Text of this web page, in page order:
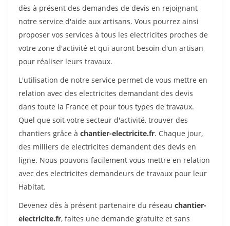
dès à présent des demandes de devis en rejoignant
notre service d'aide aux artisans. Vous pourrez ainsi
proposer vos services à tous les electricites proches de
votre zone d'activité et qui auront besoin d'un artisan
pour réaliser leurs travaux.
L'utilisation de notre service permet de vous mettre en
relation avec des electricites demandant des devis
dans toute la France et pour tous types de travaux.
Quel que soit votre secteur d'activité, trouver des
chantiers grâce à chantier-electricite.fr. Chaque jour,
des milliers de electricites demandent des devis en
ligne. Nous pouvons facilement vous mettre en relation
avec des electricites demandeurs de travaux pour leur
Habitat.
Devenez dès à présent partenaire du réseau chantier-
electricite.fr, faites une demande gratuite et sans